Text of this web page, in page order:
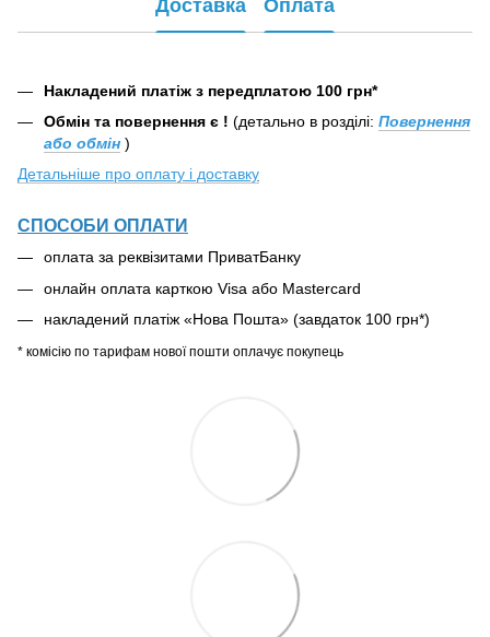
Доставка Оплата
Накладений платіж з передплатою 100 грн*
Обмін та повернення є ! (детально в розділі: Повернення
або обмін )
Детальніше про оплату і доставку
СПОСОБИ ОПЛАТИ
оплата за реквізитами ПриватБанку
онлайн оплата карткою Visa або Mastercard
накладений платіж «Нова Пошта» (завдаток 100 грн*)
* комісію по тарифам нової пошти оплачує покупець